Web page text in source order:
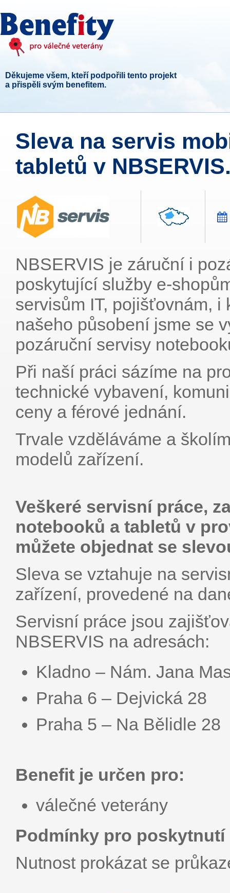
Děkujeme všem, kteří podpořili tento projekt
a přispěli svým benefitem.
Sleva na servis
tabletů v
NBSERVIS je záruční i
poskytující služby e-
servisům IT, pojišťovnám,
našeho působení jsme se
pozáruční servisy
Při naší práci sázíme na
technické vybavení,
ceny a férové jednání.
Trvale vzděláváme a
modelů zařízení.
Veškeré servisní práce,
notebooků a tabletů v
můžete objednat se
Sleva se vztahuje na
zařízení, provedené na
Servisní práce jsou
NBSERVIS na adresách:
Kladno – Nám. Jana
Praha 6 – Dejvická 28
Praha 5 – Na Bělidle 28
Benefit je určen pro:
válečné veterány
Podmínky pro poskytnutí
Nutnost prokázat se